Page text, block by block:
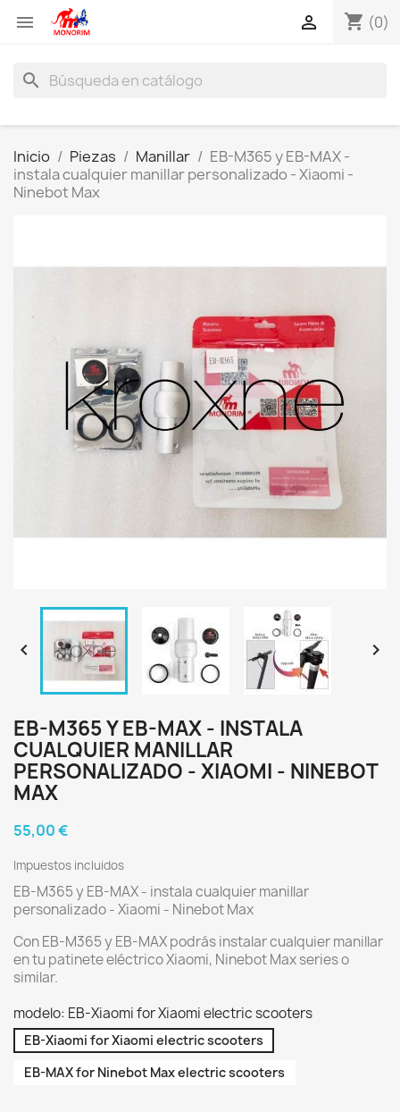
 shopping_cart (0)

search
Inicio Piezas Manillar
EB-M365 y EB-MAX -
instala cualquier manillar personalizado - Xiaomi -
Ninebot Max
 
EB-M365 Y EB-MAX - INSTALA
CUALQUIER MANILLAR
PERSONALIZADO - XIAOMI - NINEBOT
MAX
55,00 €
Impuestos incluidos
EB-M365 y EB-MAX - instala cualquier manillar
personalizado - Xiaomi - Ninebot Max
Con EB-M365 y EB-MAX podrás instalar cualquier manillar
en tu patinete eléctrico Xiaomi, Ninebot Max series o
similar.
modelo: EB-Xiaomi for Xiaomi electric scooters
EB-Xiaomi for Xiaomi electric scooters
EB-MAX for Ninebot Max electric scooters